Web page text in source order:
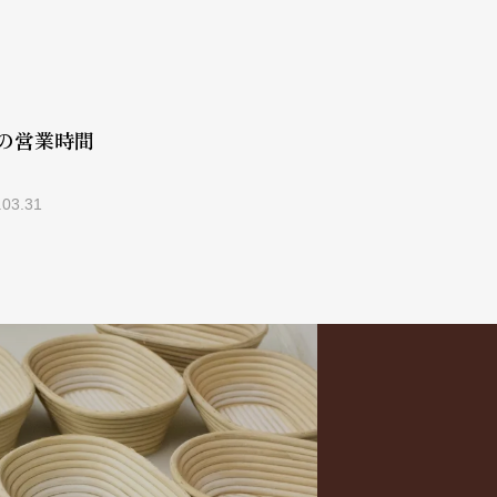
営業時間